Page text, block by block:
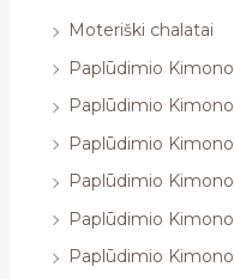
Moteriški chalatai
Paplūdimio Kimono
Paplūdimio Kimono
Paplūdimio Kimono
Paplūdimio Kimono
Paplūdimio Kimono
Paplūdimio Kimono